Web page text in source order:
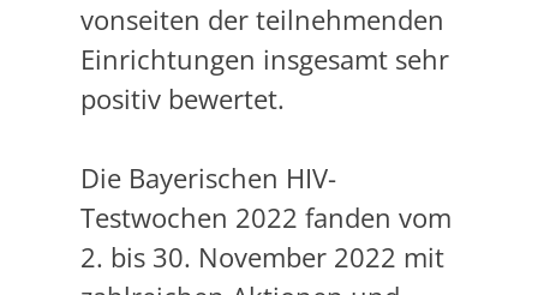
vonseiten der teilnehmenden
Einrichtungen insgesamt sehr
positiv bewertet.
Die Bayerischen HIV-
Testwochen 2022 fanden vom
2. bis 30. November 2022 mit